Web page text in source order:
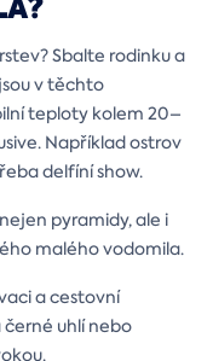
Sbalte rodinku a
jsou v těchto
teploty kolem 20–
Například ostrov
delfíní show.
pyramidy, ale i
malého vodomila.
a cestovní
uhlí nebo